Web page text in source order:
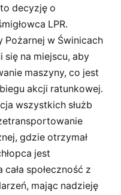
decyzję o
LPR.
Pożarnej w Świnicach
się na miejscu, aby
maszyny, co jest
akcji ratunkowej.
wszystkich służb
gdzie otrzymał
jest
społeczność z
mając nadzieję